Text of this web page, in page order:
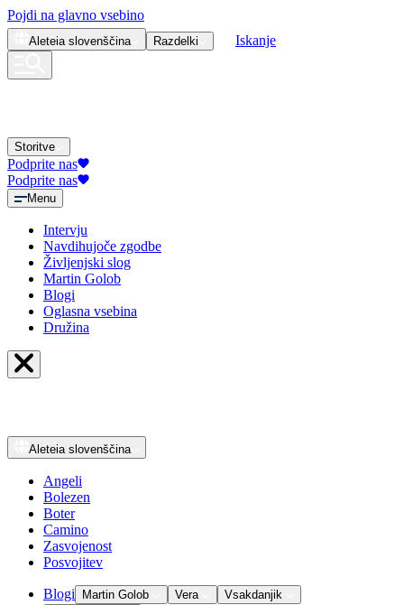
Pojdi na glavno vsebino
Aleteia slovenščina Razdelki Iskanje
Storitve
Podprite nas
Podprite nas
Menu
Intervju
Navdihujoče zgodbe
Življenjski slog
Martin Golob
Blogi
Oglasna vsebina
Družina
Aleteia slovenščina
Angeli
Bolezen
Boter
Camino
Zasvojenost
Posvojitev
Blogi Martin Golob Vera
Vsakdanjik